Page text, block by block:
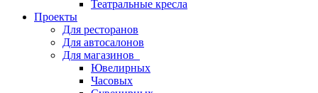
Театральные кресла
Проекты
Для ресторанов
Для автосалонов
Для магазинов
Ювелирных
Часовых